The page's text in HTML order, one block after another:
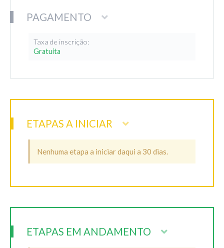
PAGAMENTO
Taxa de inscrição:
Gratuita
ETAPAS A INICIAR
Nenhuma etapa a iniciar daqui a 30 dias.
ETAPAS EM ANDAMENTO